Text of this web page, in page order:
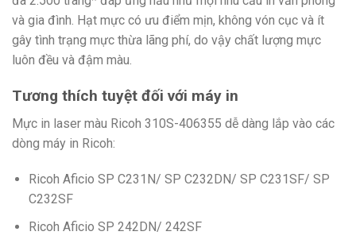
và gia đình. Hạt mực có ưu điểm mịn, không vón cục và ít
gây tình trạng mực thừa lãng phí, do vậy chất lượng mực
luôn đều và đậm màu.
Tương thích tuyệt đối với máy in
Mực in laser màu Ricoh 310S-406355 dễ dàng lắp vào các
dòng máy in Ricoh:
Ricoh Aficio SP C231N/ SP C232DN/ SP C231SF/ SP
C232SF
Ricoh Aficio SP 242DN/ 242SF